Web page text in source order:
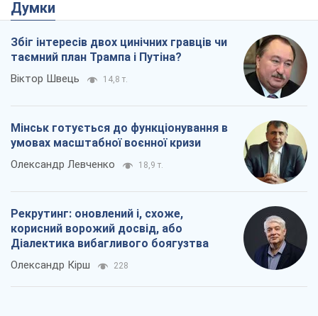
Думки
Збіг інтересів двох цинічних гравців чи
таємний план Трампа і Путіна?
Віктор Швець 14,8 т.
Мінськ готується до функціонування в
умовах масштабної воєнної кризи
Олександр Левченко 18,9 т.
Рекрутинг: оновлений і, схоже,
корисний ворожий досвід, або
Діалектика вибагливого боягузтва
Олександр Кірш 228